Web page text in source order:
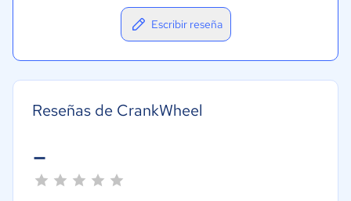
Escribir reseña
Reseñas de CrankWheel
-